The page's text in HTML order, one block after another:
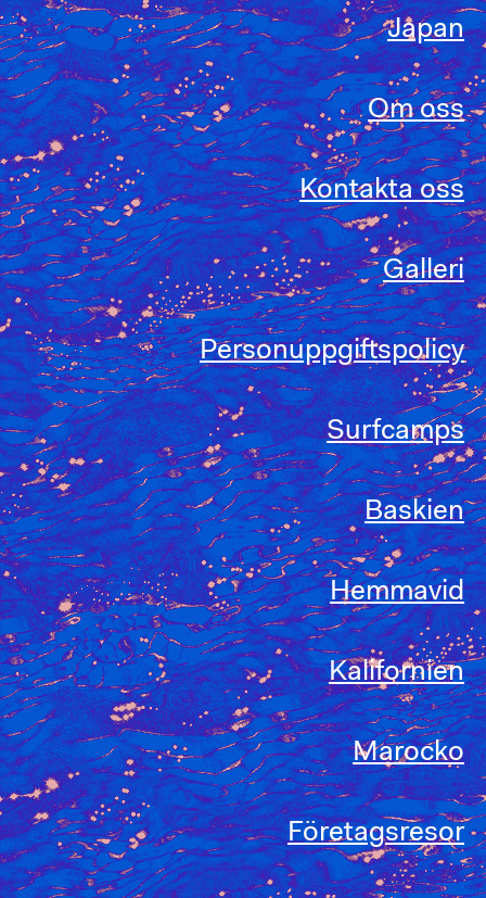
Japan
Om oss
Kontakta oss
Galleri
Personuppgiftspolicy
Surfcamps
Baskien
Hemmavid
Kalifornien
Marocko
Företagsresor